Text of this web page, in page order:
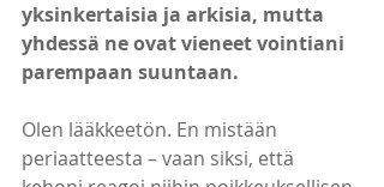
yksinkertaisia ja arkisia, mutta
yhdessä ne ovat vieneet vointiani
parempaan suuntaan.
Olen lääkkeetön. En mistään
periaatteesta – vaan siksi, että